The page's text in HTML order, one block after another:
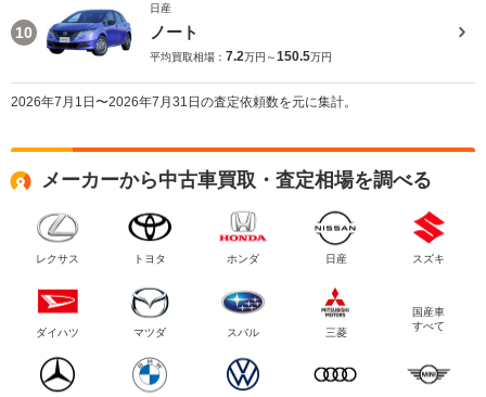
10
日産
ノート
平均買取相場： 7.2万円～150.5万円
2026年7月1日〜2026年7月31日の査定依頼数を元に集計。
メーカーから中古車買取・査定相場を調べる
レクサス トヨタ ホンダ 日産 スズキ
ダイハツ マツダ スバル 三菱
国産車
すべて